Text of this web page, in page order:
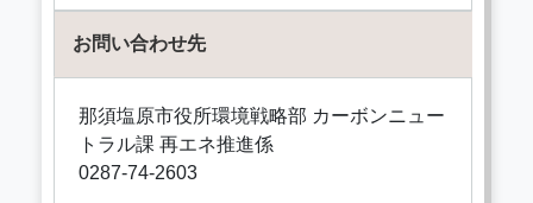
お問い合わせ先
那須塩原市役所環境戦略部 カーボンニュー
トラル課 再エネ推進係
0287-74-2603